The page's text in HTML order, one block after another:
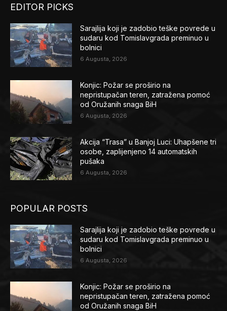
EDITOR PICKS
Sarajlija koji je zadobio teške povrede u
sudaru kod Tomislavgrada preminuo u
bolnici
6 Augusta, 2026
Konjic: Požar se proširio na
nepristupačan teren, zatražena pomoć
od Oružanih snaga BiH
6 Augusta, 2026
Akcija “Trasa” u Banjoj Luci: Uhapšene tri
osobe, zaplijenjeno 14 automatskih
pušaka
6 Augusta, 2026
POPULAR POSTS
Sarajlija koji je zadobio teške povrede u
sudaru kod Tomislavgrada preminuo u
bolnici
6 Augusta, 2026
Konjic: Požar se proširio na
nepristupačan teren, zatražena pomoć
od Oružanih snaga BiH